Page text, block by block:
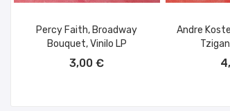
Percy Faith, Broadway
Bouquet, Vinilo LP
3,00 €
Andre